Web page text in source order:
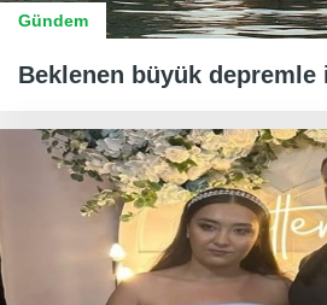
Gündem
Beklenen büyük depremle